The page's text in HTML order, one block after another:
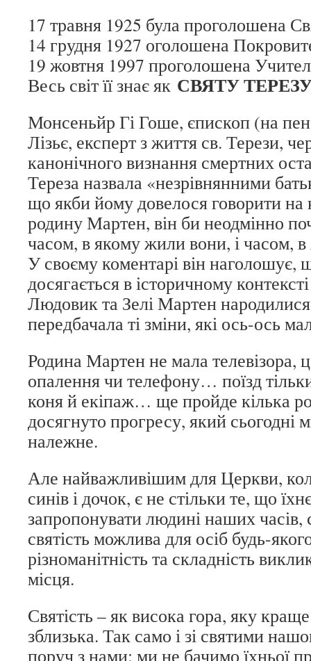
17 травня 1925 була проголошена
14 грудня 1927 оголошена
19 жовтня 1997 проголошена
Весь світ її знає як СВЯТУ ТЕРЕЗУ
Монсеньйр Гі Гоше, єпископ (на
Лізьє, експерт з життя св. Терези,
канонічного визнання смертних
Тереза назвала «незрівнянними
що якби йому довелося говорити на
родину Мартен, він би неодмінно
часом, в якому жили вони, і часом,
У своєму коментарі він наголошує,
досягається в історичному
Людовик та Зелі Мартен
передбачала ті зміни, які ось-ось
Родина Мартен не мала телевізора,
опалення чи телефону… поїзд
коня й екіпаж… ще пройде кілька
досягнуто прогресу, який сьогодні
належне.
Але найважливішим для Церкви,
синів і дочок, є не стільки те, що
запропонувати людині наших часів,
святість можлива для осіб будь-
різноманітність та складність
місця.
Святість – як висока гора, яку
зблизька. Так само і зі святими
поруч з нами: ми не бачимо їхньої